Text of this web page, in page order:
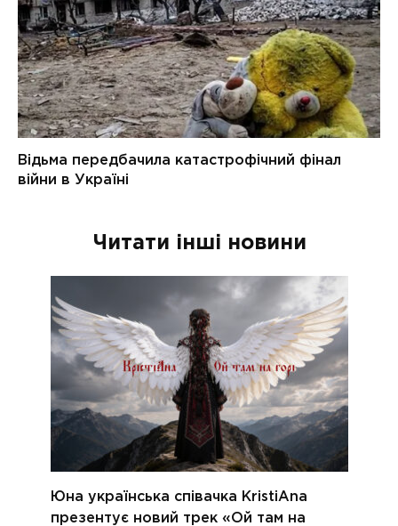
Читати інші новини
Юна українська співачка KristiAna
презентує новий трек «Ой там на